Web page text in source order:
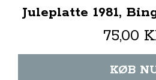
Juleplatte 1981,
75,00
KØB